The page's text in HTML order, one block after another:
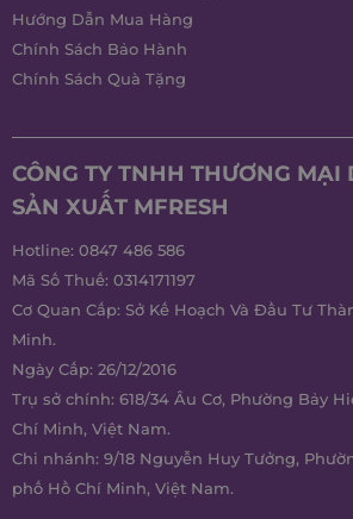
Hướng Dẫn Mua Hàng
Chính Sách Bảo Hành
Chính Sách Quà Tặng
CÔNG TY TNHH THƯƠNG MẠI
SẢN XUẤT MFRESH
Hotline: 0847 486 586
Mã Số Thuế: 0314171197
Cơ Quan Cấp: Sở Kế Hoạch Và Đầu Tư
Minh.
Ngày Cấp: 26/12/2016
Trụ sở chính: 618/34 Âu Cơ, Phường Bảy
Chí Minh, Việt Nam.
Chi nhánh: 9/18 Nguyễn Huy Tưởng,
phố Hồ Chí Minh, Việt Nam.